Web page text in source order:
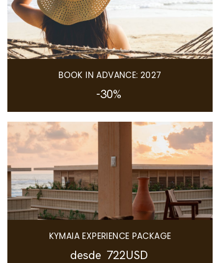
BOOK IN ADVANCE: 2027
-30%
KYMAIA EXPERIENCE PACKAGE
desde 722USD